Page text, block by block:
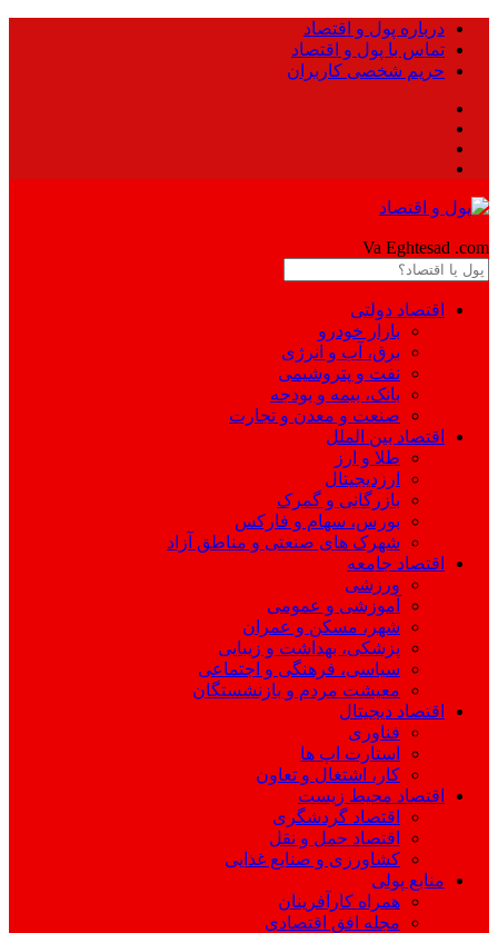
درباره پول و اقتصاد
تماس با پول و اقتصاد
حریم شخصی کاربران
Va Eghtesad .com
اقتصاد دولتی
بازار خودرو
برق، آب و انرژی
نفت و پتروشیمی
بانک، بیمه و بودجه
صنعت و معدن و تجارت
اقتصاد بین الملل
طلا و ارز
ارزدیجیتال
بازرگانی و گمرک
بورس، سهام و فارکس
شهرک های صنعتی و مناطق آزاد
اقتصاد جامعه
ورزشی
آموزشی و عمومی
شهر، مسکن و عمران
پزشکی، بهداشت و زیبایی
سیاسی، فرهنگی و اجتماعی
معیشت مردم و بازنشستگان
اقتصاد دیجیتال
فناوری
استارت اپ ها
کار، اشتغال و تعاون
اقتصاد محیط زیست
اقتصاد گردشگری
اقتصاد حمل و نقل
کشاورزی و صنایع غذایی
منابع پولی
همراه کارآفرینان
مجله افق اقتصادی